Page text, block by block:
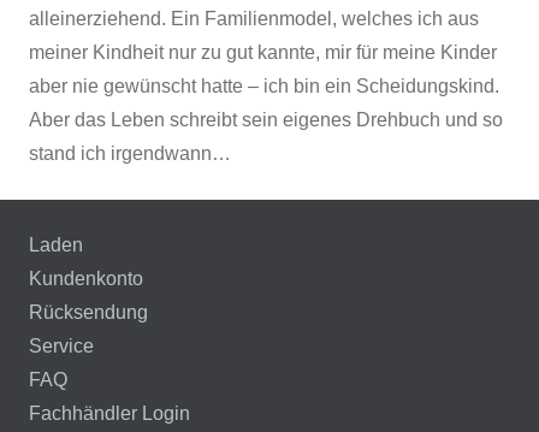
alleinerziehend. Ein Familienmodel, welches ich aus
meiner Kindheit nur zu gut kannte, mir für meine Kinder
aber nie gewünscht hatte – ich bin ein Scheidungskind.
Aber das Leben schreibt sein eigenes Drehbuch und so
stand ich irgendwann…
Laden
Kundenkonto
Rücksendung
Service
FAQ
Fachhändler Login